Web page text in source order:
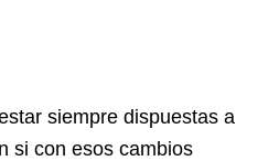
siempre dispuestas a
si con esos cambios